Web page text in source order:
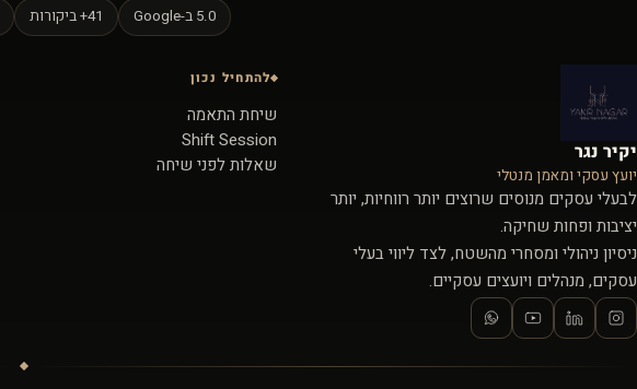
5.0 ב-Google 41+ ביקורות
יקיר נגר
יועץ עסקי ומאמן מנטלי
לבעלי עסקים מנוסים שרוצים יותר רווחיות, יותר
יציבות ופחות שחיקה.
ניסיון ניהולי ומסחרי מהשטח, לצד ליווי בעלי
עסקים, מנהלים ויועצים עסקיים.
להתחיל נכון
שיחת התאמה
Shift Session
שאלות לפני שיחה